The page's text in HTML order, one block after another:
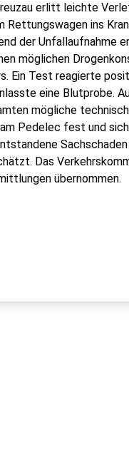
erlitt leichte
Rettungswagen ins
der Unfallaufnahme
möglichen
Ein Test reagierte
eine Blutprobe.
mögliche
Pedelec fest und
Das
übernommen.